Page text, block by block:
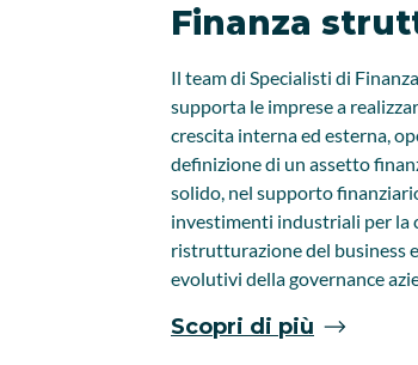
Finanza
Il team di Specialisti di
supporta le imprese a
crescita interna ed esterna,
definizione di un assetto
solido, nel supporto
investimenti industriali per la
ristrutturazione del business
evolutivi della governance
Scopri di più